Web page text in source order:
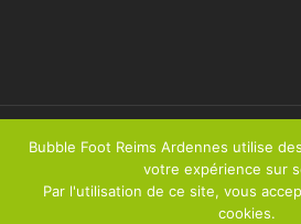
© 2026 Bubble Foot Reims
Réalisé par Talacom/Mentions
Bubble Foot Reims Ardennes utilise
votre expérience sur
Par l'utilisation de ce site, vous
cookies.